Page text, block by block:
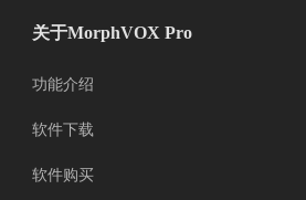
关于MorphVOX Pro
功能介绍
软件下载
软件购买